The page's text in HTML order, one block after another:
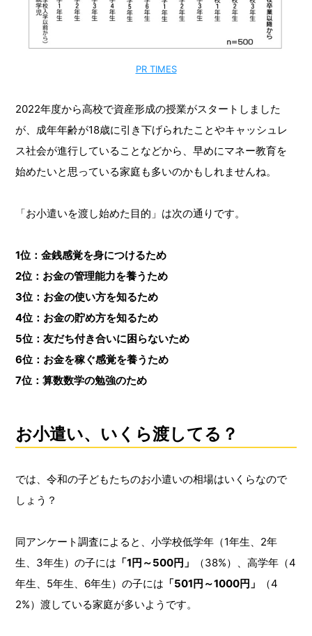
PR TIMES
2022年度から高校で資産形成の授業がスタートしました
が、成年年齢が18歳に引き下げられたことやキャッシュレ
ス社会が進行していることなどから、早めにマネー教育を
始めたいと思っている家庭も多いのかもしれませんね。
「お小遣いを渡し始めた目的」は次の通りです。
1位：金銭感覚を身につけるため
2位：お金の管理能力を養うため
3位：お金の使い方を知るため
4位：お金の貯め方を知るため
5位：友だち付き合いに困らないため
6位：お金を稼ぐ感覚を養うため
7位：算数数学の勉強のため
お小遣い、いくら渡してる？
では、令和の子どもたちのお小遣いの相場はいくらなので
しょう？
同アンケート調査によると、小学校低学年（1年生、2年
生、3年生）の子には 「1円～500円」
（38%）、高学年（4
年生、5年生、6年生）の子には 「501円～1000円」
（4
2%）渡している家庭が多いようです。